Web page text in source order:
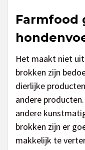
Farmfood
Het maakt niet
brokken zijn
dierlijke
andere
andere
brokken zijn er
makkelijk te